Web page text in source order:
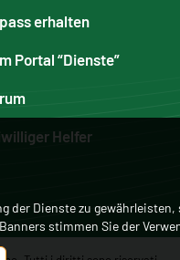
erhalten
Portal “Dienste”
Helfer
Dienste zu
stimmen Sie der